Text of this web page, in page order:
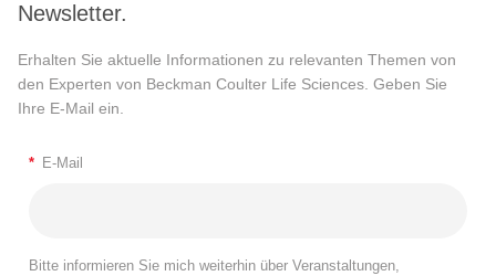
Newsletter.
Erhalten Sie aktuelle Informationen zu relevanten Themen von
den Experten von Beckman Coulter Life Sciences. Geben Sie
Ihre E-Mail ein.
* E-Mail
Bitte informieren Sie mich weiterhin über Veranstaltungen,